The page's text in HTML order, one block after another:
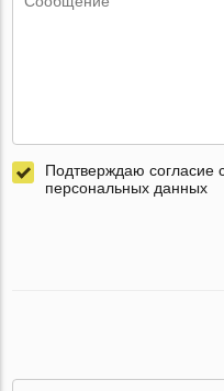
Подтверждаю согласие
персональных данных